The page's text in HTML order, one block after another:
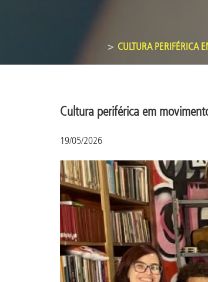
CULTURA PERIFÉRICA
Cultura periférica em
19/05/2026